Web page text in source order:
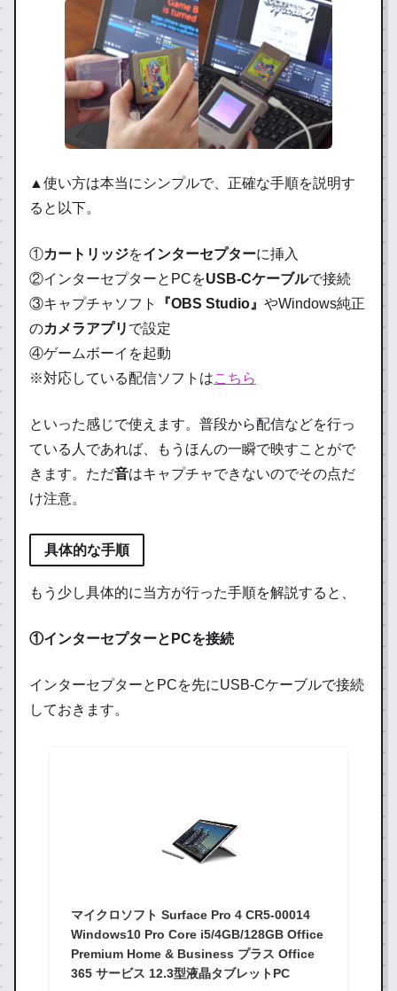
▲使い方は本当にシンプルで、正確な手順を説明す
ると以下。
①カートリッジをインターセプターに挿入
②インターセプターとPCをUSB-Cケーブルで接続
③キャプチャソフト
『OBS Studio』 やWindows純正
のカメラアプリ で設定
④ゲームボーイを起動
※対応している配信ソフトはこちら
といった感じで使えます。普段から配信などを行っ
ている人であれば、もうほんの一瞬で映すことがで
きます。ただ音はキャプチャできないのでその点だ
け注意。
具体的な手順
もう少し具体的に当方が行った手順を解説すると、
①インターセプターとPCを接続
インターセプターとPCを先にUSB-Cケーブルで接続
しておきます。
マイクロソフト Surface Pro 4 CR5-00014
Windows10 Pro Core i5/4GB/128GB Office
Premium Home & Business プラス Office
365 サービス 12.3型液晶タブレットPC